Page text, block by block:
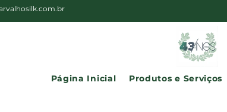
Página Inicial Produtos e Serviços